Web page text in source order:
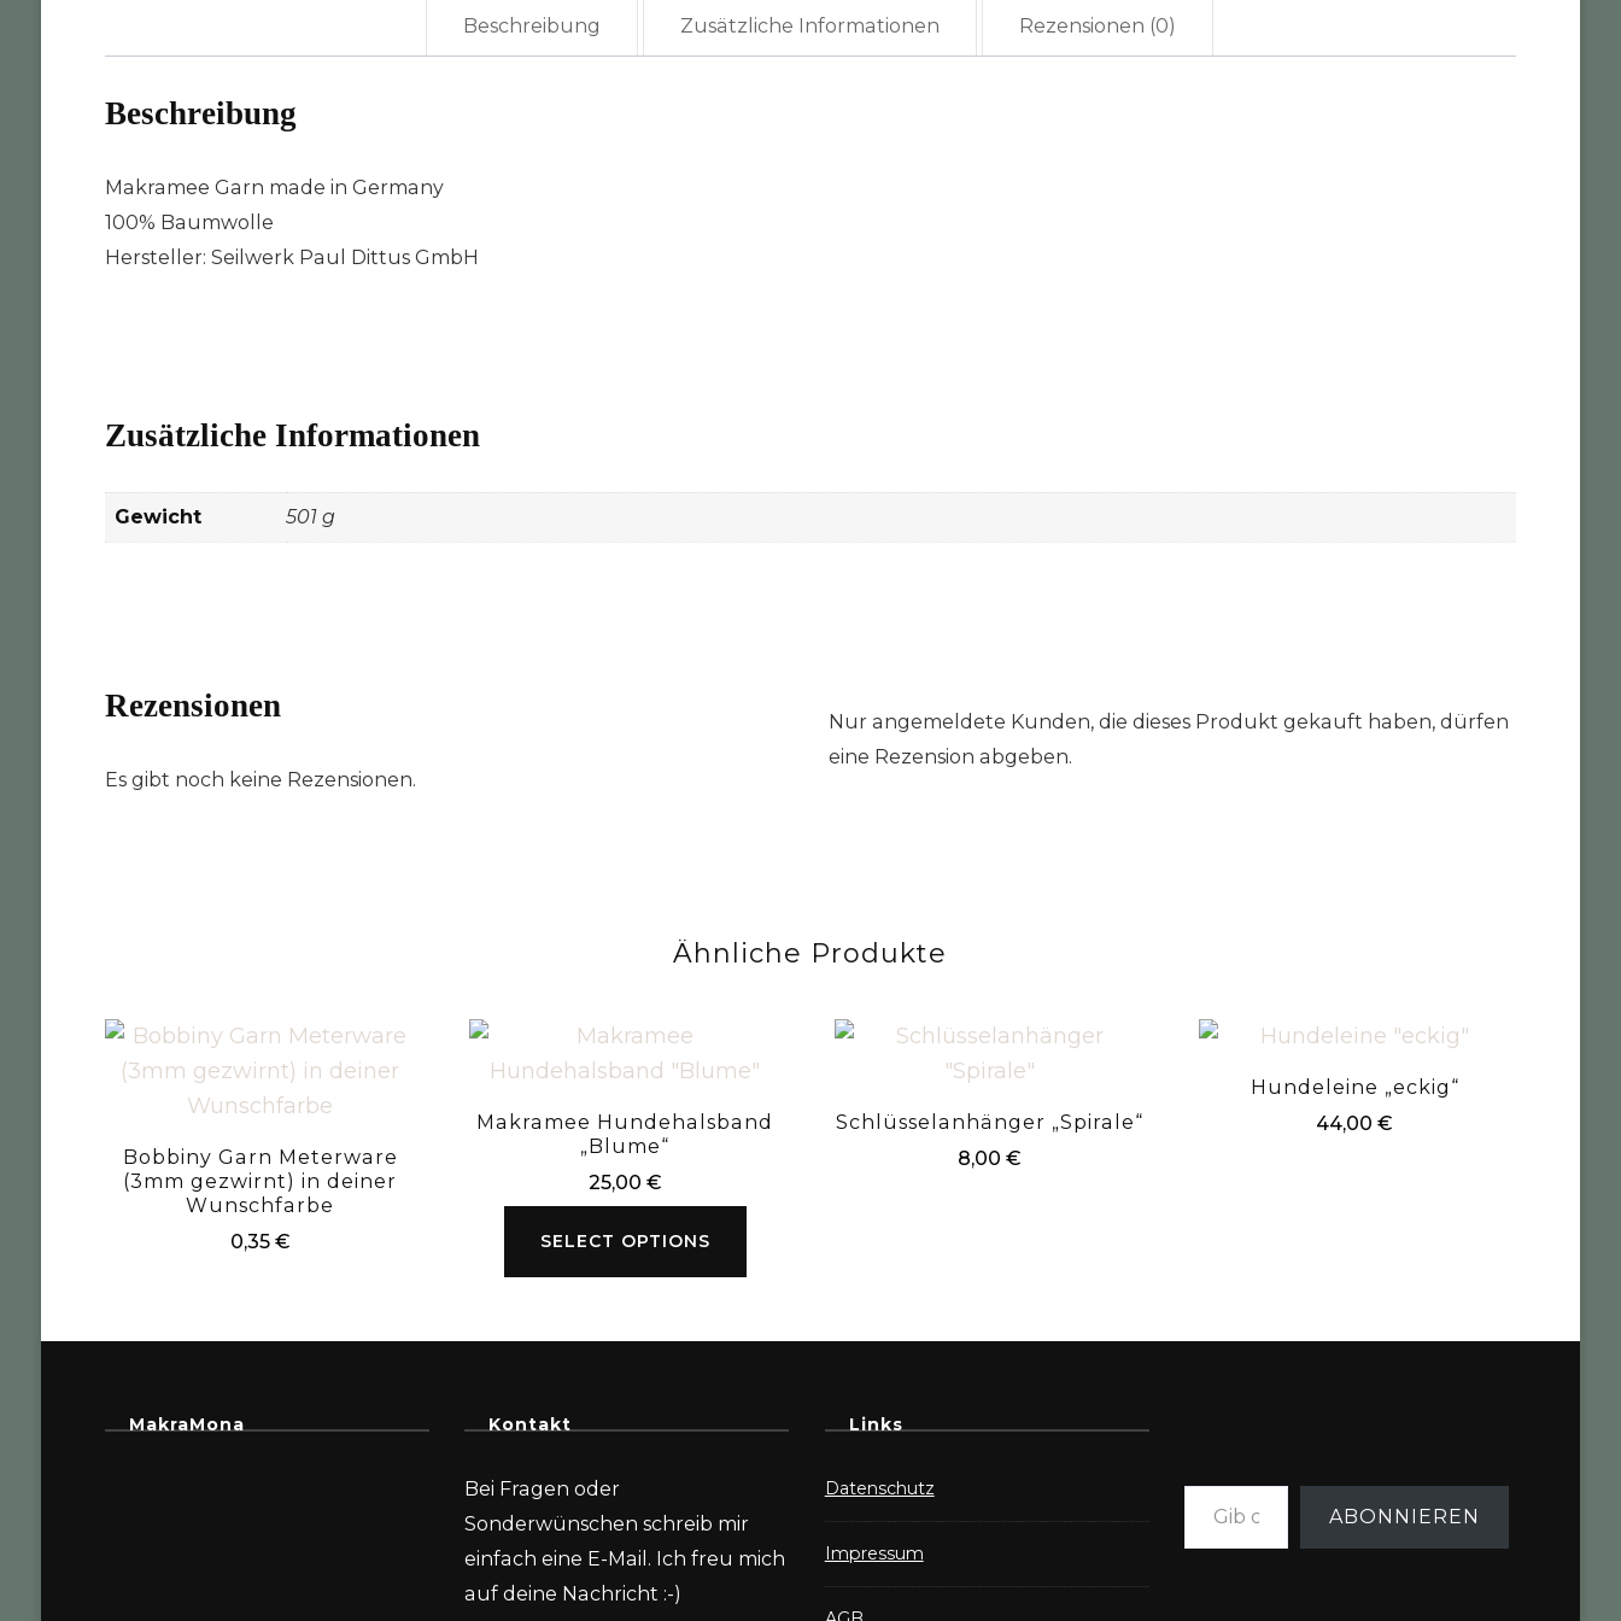
Beschreibung Zusätzliche Informationen Rezensionen (0)
Beschreibung
Makramee Garn made in Germany
100% Baumwolle
Hersteller: Seilwerk Paul Dittus GmbH
Zusätzliche Informationen
Gewicht 501 g
Rezensionen
Es gibt noch keine Rezensionen.
Nur angemeldete Kunden, die dieses Produkt gekauft haben, dürfen
eine Rezension abgeben.
Ähnliche Produkte
Bobbiny Garn Meterware
(3mm gezwirnt) in deiner
Wunschfarbe
0,35 €
Makramee Hundehalsband
„Blume“
25,00 €
SELECT OPTIONS
Schlüsselanhänger „Spirale“
8,00€
Hundeleine „eckig“
44,00€
MakraMona Kontakt
Bei Fragen oder
Sonderwünschen schreib mir
einfach eine E-Mail. Ich freu mich
auf deine Nachricht :-)
Links
Datenschutz
Impressum
Gib deine E-Mail-Adresse ein ...
ABONNIEREN